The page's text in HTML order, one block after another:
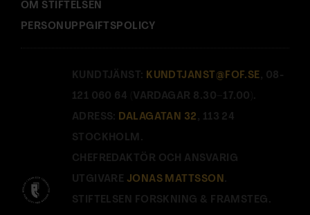
OM STIFTELSEN
PERSONUPPGIFTSPOLICY
KUNDTJÄNST: KUNDTJANST@FOF.SE , 08-
121 060 64 (VARDAGAR 8.30–17.00).
ADRESS: DALAGATAN 32 , 113 24
STOCKHOLM.
CHEFREDAKTÖR OCH ANSVARIG
UTGIVARE JONAS MATTSSON.
STIFTELSEN FORSKNING & FRAMSTEG.